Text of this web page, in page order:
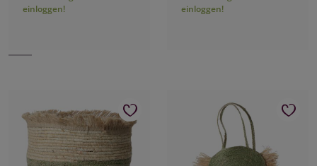
einloggen!
einloggen!